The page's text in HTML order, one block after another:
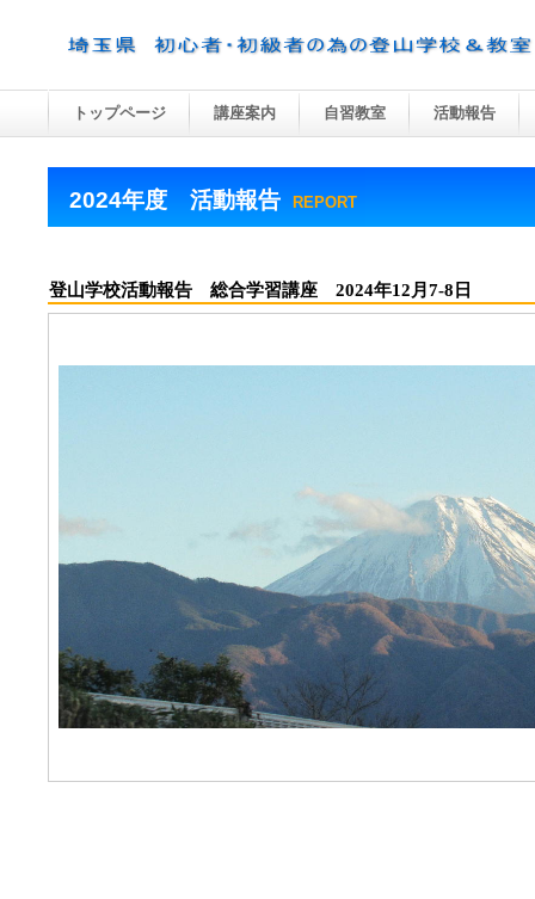
2024年度 活動報告 REPORT
登山学校活動報告 総合学習講座 2024年12月7-8日
トップページ 講座案内 自習教室 活動報告